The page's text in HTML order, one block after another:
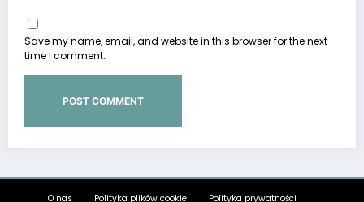
Save my name, email, and website in this browser for the next
time I comment.
O nas Polityka plików cookie Polityka prywatności